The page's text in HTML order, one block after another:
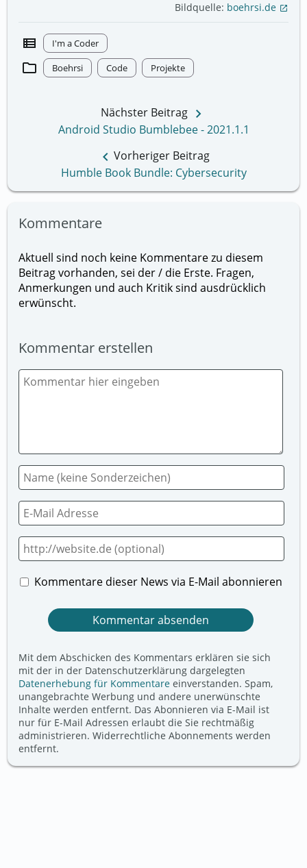
Bildquelle: boehrsi.de open_in_new
view_list I'm a Coder
folder Boehrsi Code Projekte
keyboard_arrow_left Vorheriger Beitrag
Humble Book Bundle: Cybersecurity
Nächster Beitrag keyboard_arrow_right
Android Studio Bumblebee - 2021.1.1
Kommentare
Aktuell sind noch keine Kommentare zu diesem
Beitrag vorhanden, sei der / die Erste. Fragen,
Anmerkungen und auch Kritik sind ausdrücklich
erwünscht.
Kommentar erstellen
Kommentare dieser News via E-Mail abonnieren
Mit dem Abschicken des Kommentars erklären sie sich
mit der in der Datenschutzerklärung dargelegten
Datenerhebung für Kommentare einverstanden. Spam,
unangebrachte Werbung und andere unerwünschte
Inhalte werden entfernt. Das Abonnieren via E-Mail ist
nur für E-Mail Adressen erlaubt die Sie rechtmäßig
administrieren. Widerrechtliche Abonnements werden
entfernt.